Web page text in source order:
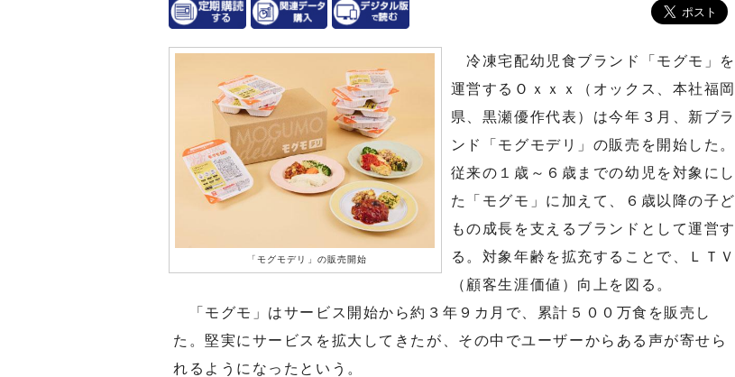
「モグモデリ」の販売開始
冷凍宅配幼児食ブランド「モグモ」を
運営するＯｘｘｘ（オックス、本社福岡
県、黒瀬優作代表）は今年３月、新ブラ
ンド「モグモデリ」の販売を開始した。
従来の１歳～６歳までの幼児を対象にし
た「モグモ」に加えて、６歳以降の子ど
もの成長を支えるブランドとして運営す
る。対象年齢を拡充することで、ＬＴＶ
（顧客生涯価値）向上を図る。
「モグモ」はサービス開始から約３年９カ月で、累計５００万食を販売し
た。堅実にサービスを拡大してきたが、その中でユーザーからある声が寄せら
れるようになったという。